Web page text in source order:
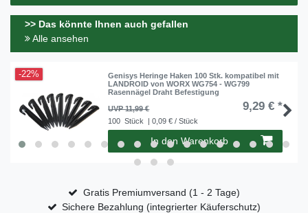
>> Das könnte Ihnen auch gefallen
Alle ansehen
-22%
Genisys Heringe Haken 100 Stk. kompatibel mit
LANDROID von WORX WG754 - WG799
Rasennägel Draht Befestigung
UVP 11,99 €
9,29 € *
100 Stück | 0,09 € / Stück
In den Warenkorb
Gratis Premiumversand (1 - 2 Tage)
Sichere Bezahlung (integrierter Käuferschutz)